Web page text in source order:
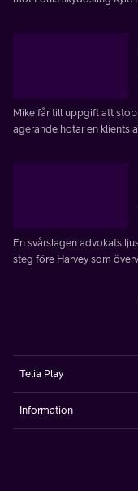
Mike får till uppgift att
agerande hotar en klients
En svårslagen advokats
steg före Harvey som
Telia Play
Information